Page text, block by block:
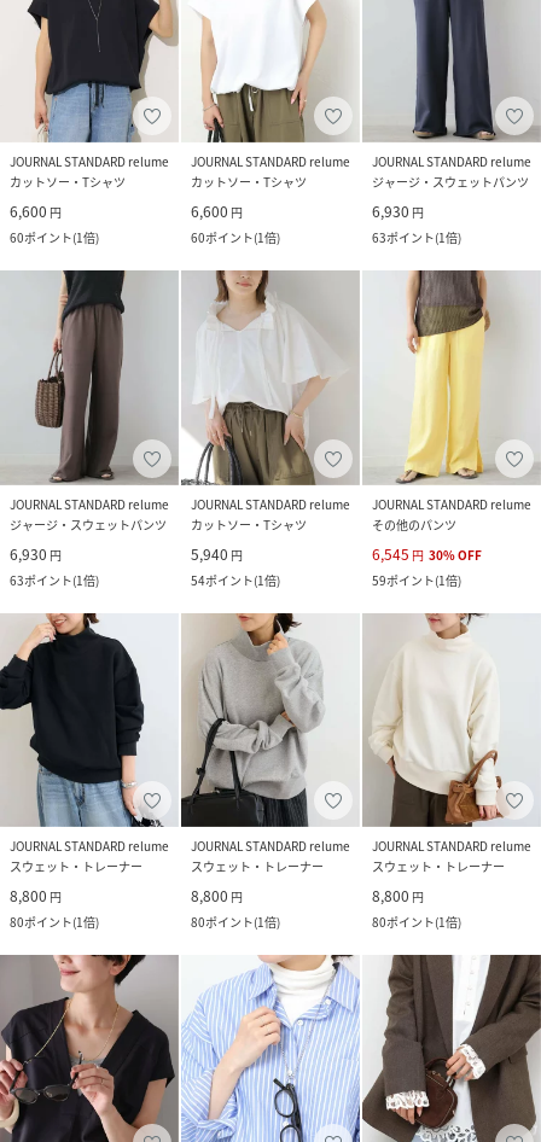
JOURNAL STANDARD relume
カットソー・Tシャツ
6,600 円
60ポイント(1倍)
JOURNAL STANDARD relume
カットソー・Tシャツ
6,600 円
60ポイント(1倍)
JOURNAL STANDARD relume
ジャージ・スウェットパンツ
6,930 円
63ポイント(1倍)
JOURNAL STANDARD relume
ジャージ・スウェットパンツ
6,930 円
63ポイント(1倍)
JOURNAL STANDARD relume
カットソー・Tシャツ
5,940 円
54ポイント(1倍)
JOURNAL STANDARD relume
その他のパンツ
6,545 円 30%OFF
59ポイント(1倍)
JOURNAL STANDARD relume
スウェット・トレーナー
8,800 円
80ポイント(1倍)
JOURNAL STANDARD relume
スウェット・トレーナー
8,800 円
80ポイント(1倍)
JOURNAL STANDARD relume
スウェット・トレーナー
8,800 円
80ポイント(1倍)